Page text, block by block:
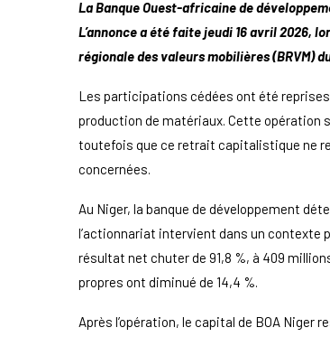
La Banque Ouest-africaine de
L’annonce a été faite jeudi 16 avril 2026,
régionale des valeurs mobilières (BRVM)
Les participations cédées ont été
production de matériaux. Cette opération
toutefois que ce retrait capitalistique ne
concernées.
Au Niger, la banque de développement
l’actionnariat intervient dans un contexte
résultat net chuter de 91,8 %, à 409
propres ont diminué de 14,4 %.
Après l’opération, le capital de BOA Niger